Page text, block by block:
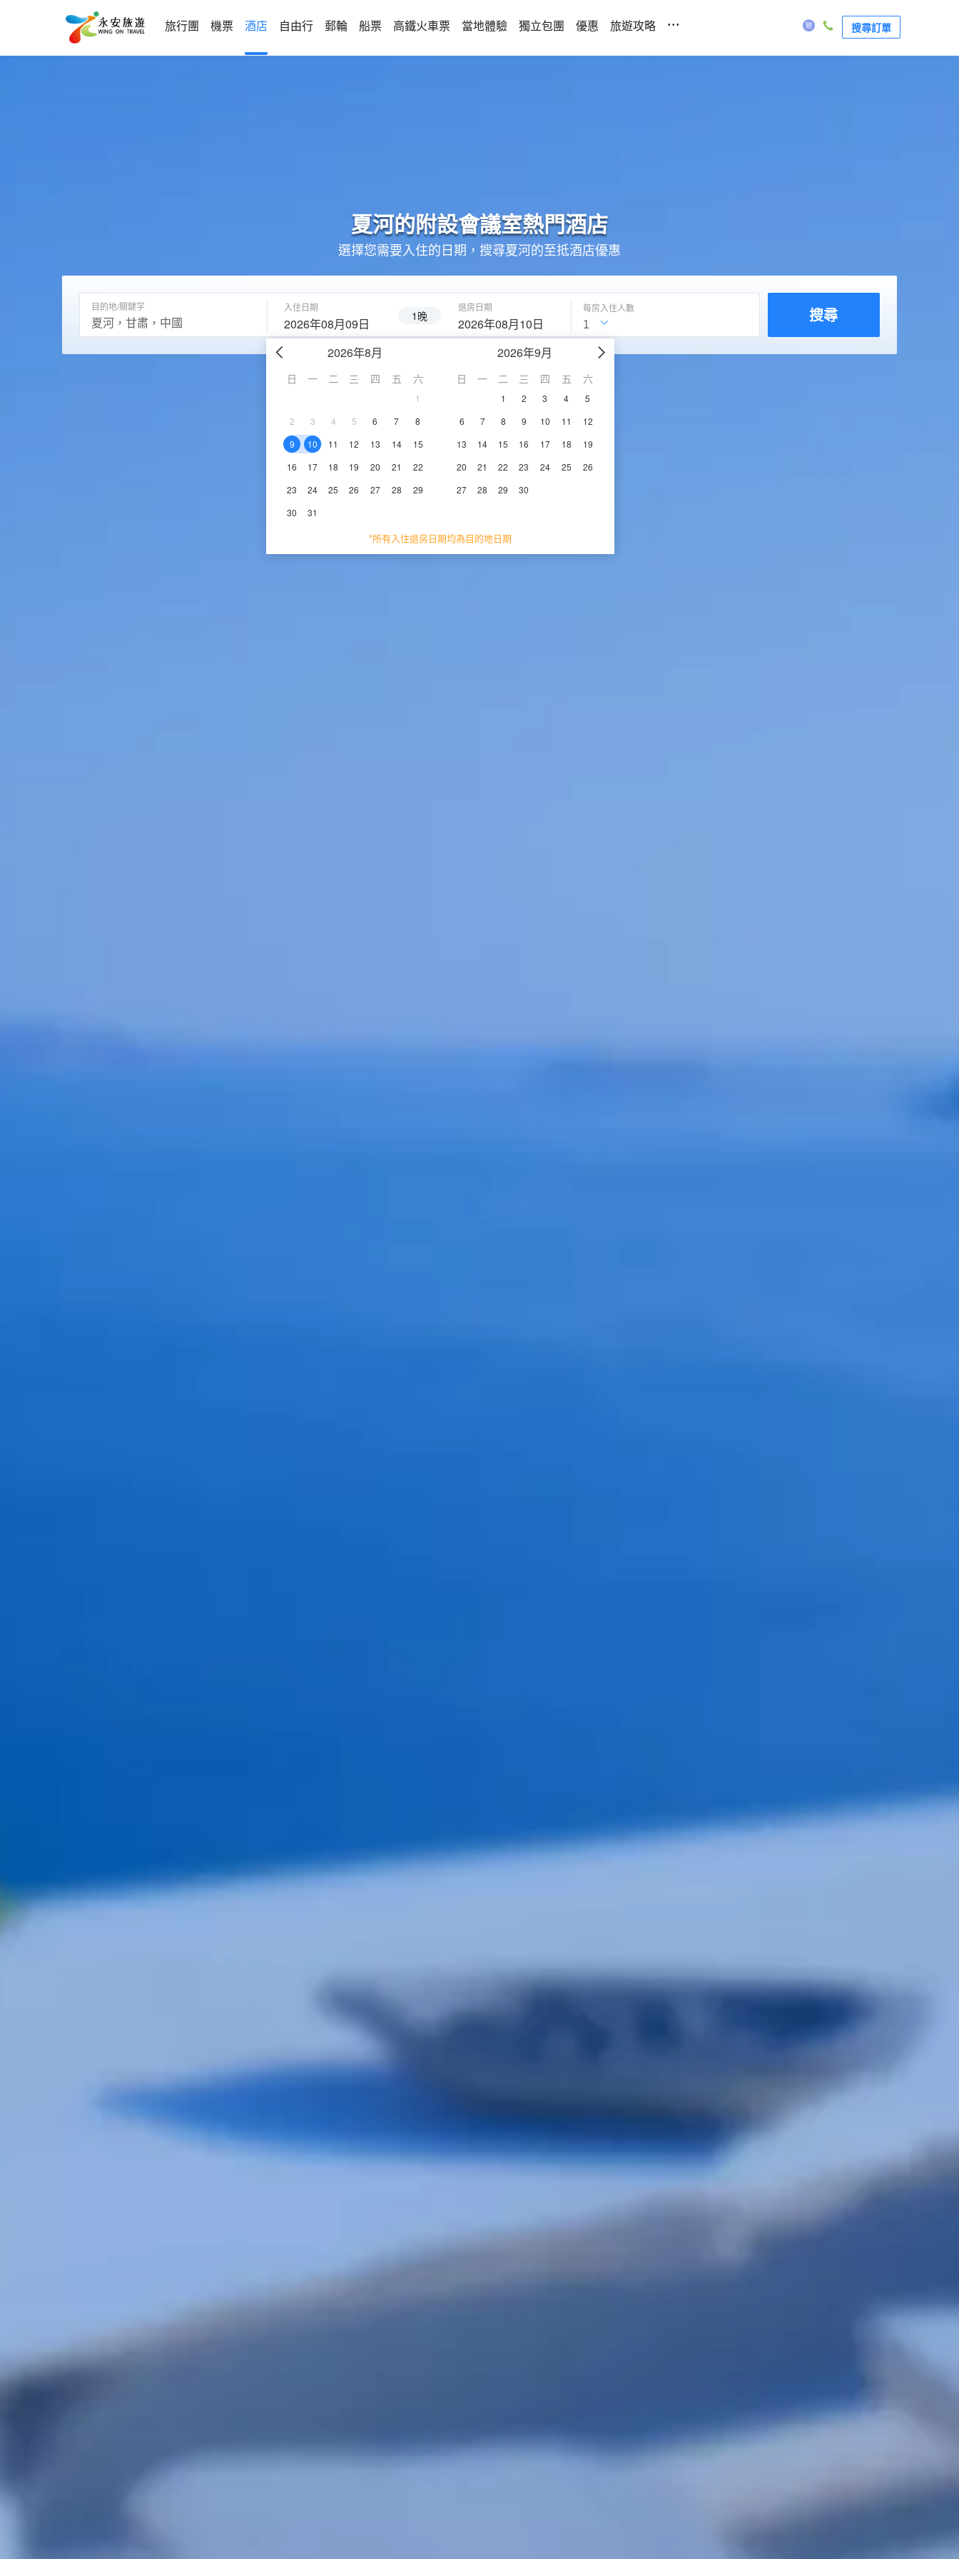
旅行團 機票 酒店 自由行 郵輪 船票 高鐵火車票 當地體驗 獨立包團 優惠 旅遊攻略 ... 搜尋訂單
夏河的附設會議室熱門酒店
選擇您需要入住的日期，搜尋夏河的至抵酒店優惠
目的地/關鍵字 入住日期
2026年08月09日 1晚
退房日期
2026年08月10日
2026年8月
日 一 二 三 四 五 六
1
2
3 4 5 6 7
8
9
10 11 12 13 14
15
16
17 18 19 20 21
22
23
24 25 26 27 28
29
30
31
2026年9月
日 一 二 三 四 五 六
1 2 3 4
5
6
7 8 9 10 11
12
13
14 15 16 17 18
19
20
21 22 23 24 25
26
27
28 29 30
*所有入住退房日期均為目的地日期
每房入住人數 搜尋